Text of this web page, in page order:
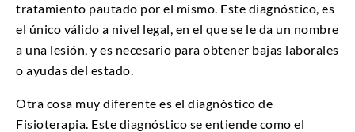
tratamiento pautado por el mismo. Este diagnóstico, es
el único válido a nivel legal, en el que se le da un nombre
a una lesión, y es necesario para obtener bajas laborales
o ayudas del estado.
Otra cosa muy diferente es el diagnóstico de
Fisioterapia. Este diagnóstico se entiende como el